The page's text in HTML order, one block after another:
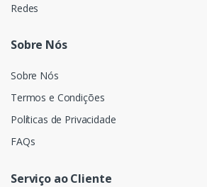
Redes
Sobre Nós
Sobre Nós
Termos e Condições
Políticas de Privacidade
FAQs
Serviço ao Cliente